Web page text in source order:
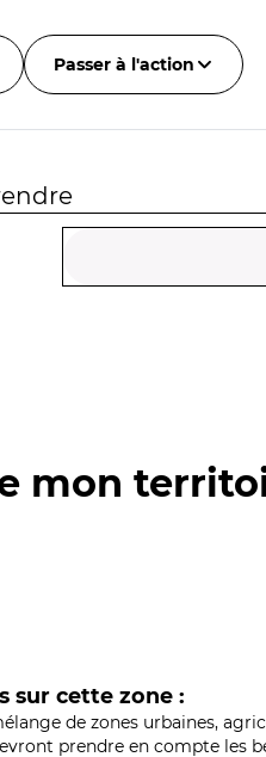
Passer à l'action
mon
sur cette zone :
de zones urbaines,
prendre en compte les